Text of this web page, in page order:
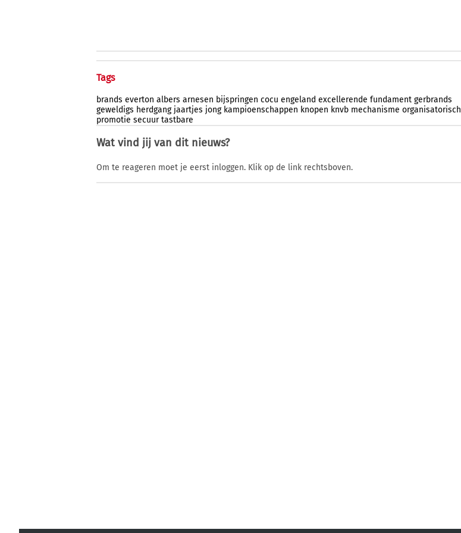
Tags
brands everton albers arnesen bijspringen cocu engeland excellerende fundament gerbrands
geweldigs herdgang jaartjes jong kampioenschappen knopen knvb mechanisme organisatorisch
promotie secuur tastbare
Wat vind jij van dit nieuws?
Om te reageren moet je eerst inloggen. Klik op de link rechtsboven.